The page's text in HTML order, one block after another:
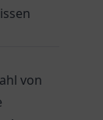
von